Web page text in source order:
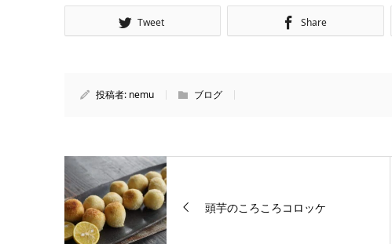
Tweet Share
投稿者: nemu ブログ
頭芋のころころコロッケ